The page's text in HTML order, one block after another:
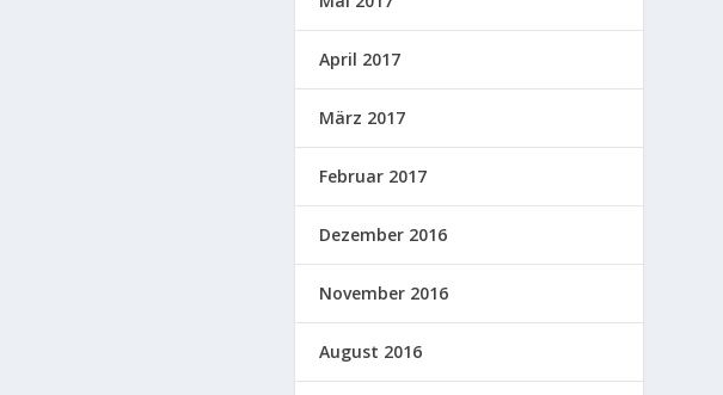
April 2017
März 2017
Februar 2017
Dezember 2016
November 2016
August 2016